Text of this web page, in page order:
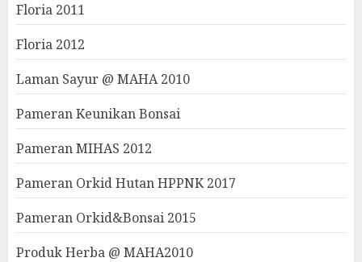
Floria 2011
Floria 2012
Laman Sayur @ MAHA 2010
Pameran Keunikan Bonsai
Pameran MIHAS 2012
Pameran Orkid Hutan HPPNK 2017
Pameran Orkid&Bonsai 2015
Produk Herba @ MAHA2010